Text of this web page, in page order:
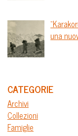
una
CATEGORIE
Archivi
Collezioni
Famiglie